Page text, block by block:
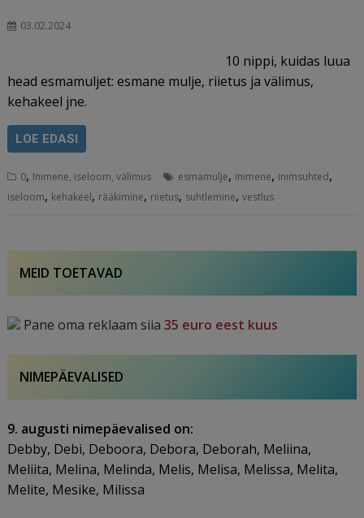
03.02.2024
10 nippi, kuidas luua
head esmamuljet: esmane mulje, riietus ja välimus,
kehakeel jne.
LOE EDASI
0, Inimene, iseloom, välimus esmamulje, inimene, inimsuhted,
iseloom, kehakeel, rääkimine, riietus, suhtlemine,vestlus
MEID TOETAVAD
Pane oma reklaam siia35 euro eest kuus
NIMEPÄEVALISED
9. augusti nimepäevalised on:
Debby, Debi, Deboora, Debora, Deborah, Meliina,
Meliita, Melina, Melinda, Melis, Melisa, Melissa, Melita,
Melite, Mesike, Milissa